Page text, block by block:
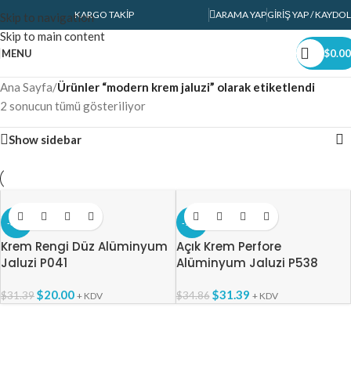
Skip to navigation
Skip to main content
KARGO TAKIP ARAMA YAPGIRIŞ YAP / KAYDOL
MENU $0.00
Ana Sayfa/Ürünler “modern krem jaluzi” olarak etiketlendi
2 sonucun tümü gösteriliyor
Show sidebar
-36%
Krem Rengi Düz Alüminyum
Jaluzi P041
$31.39$20.00 + KDV
-10%
Açık Krem Perfore
Alüminyum Jaluzi P538
$34.86 $31.39 + KDV